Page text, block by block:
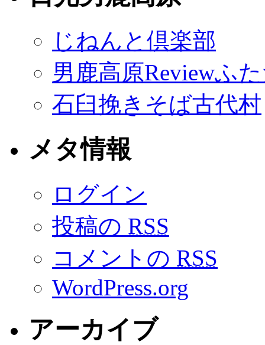
じねんと倶楽部
男鹿高原Reviewふ
石臼挽きそば古代村
メタ情報
ログイン
投稿の RSS
コメントの RSS
WordPress.org
アーカイブ